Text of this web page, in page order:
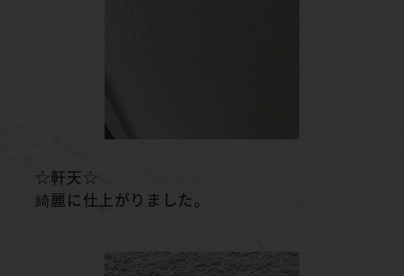
☆軒天☆
綺麗に仕上がりました。